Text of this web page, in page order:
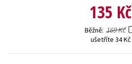
135 Kč
Běžně 169 Kč
ušetříte 34 Kč